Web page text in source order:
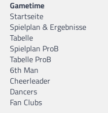
Gametime
Startseite
Spielplan & Ergebnisse
Tabelle
Spielplan ProB
Tabelle ProB
6th Man
Cheerleader
Dancers
Fan Clubs